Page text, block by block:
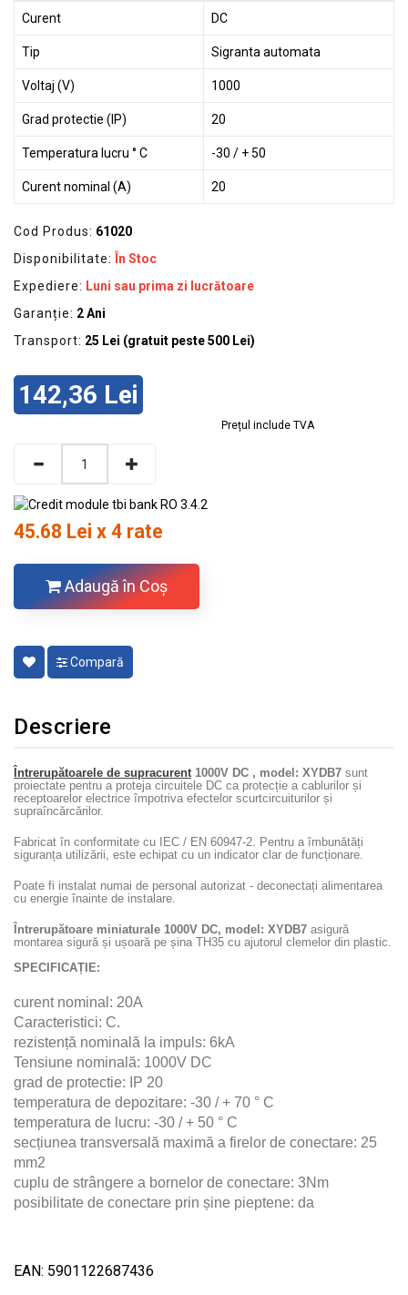
Curent DC
Tip Sigranta automata
Voltaj (V) 1000
Grad protectie (IP) 20
Temperatura lucru ° C -30 / + 50
Curent nominal (A) 20
Cod Produs: 61020
Disponibilitate:
În Stoc
Expediere: Luni sau prima zi lucrătoare
Garanție: 2 Ani
Transport: 25 Lei (gratuit peste 500 Lei)
142,36 Lei
Prețul include TVA
45.68 Lei x 4 rate
Adaugă în Coş
Compară
Descriere
Întrerupătoarele de supracurent1000V DC , model: XYDB7 sunt
proiectate pentru a proteja circuitele DC ca protecție a cablurilor și
receptoarelor electrice împotriva efectelor scurtcircuiturilor și
supraîncărcărilor.
Fabricat în conformitate cu IEC / EN 60947-2. Pentru a îmbunătăți
siguranța utilizării, este echipat cu un indicator clar de funcționare.
Poate fi instalat numai de personal autorizat - deconectați alimentarea
cu energie înainte de instalare.
Întrerupătoare miniaturale 1000V DC, model: XYDB7 asigură
montarea sigură și ușoară pe șina TH35 cu ajutorul clemelor din plastic.
SPECIFICAȚIE:
curent nominal: 20A
Caracteristici: C.
rezistență nominală la impuls: 6kA
Tensiune nominală: 1000V DC
grad de protectie: IP 20
temperatura de depozitare: -30 / + 70 ° C
temperatura de lucru: -30 / + 50 ° C
secțiunea transversală maximă a firelor de conectare: 25
mm2
cuplu de strângere a bornelor de conectare: 3Nm
posibilitate de conectare prin șine pieptene: da
EAN: 5901122687436